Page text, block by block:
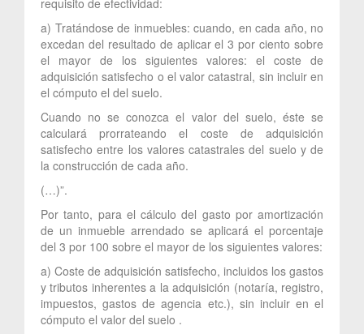
a) Tratándose de inmuebles: cuando, en cada año, no
excedan del resultado de aplicar el 3 por ciento sobre
el mayor de los siguientes valores: el coste de
adquisición satisfecho o el valor catastral, sin incluir en
el cómputo el del suelo.
Cuando no se conozca el valor del suelo, éste se
calculará prorrateando el coste de adquisición
satisfecho entre los valores catastrales del suelo y de
la construcción de cada año.
(…)”.
Por tanto, para el cálculo del gasto por amortización
de un inmueble arrendado se aplicará el porcentaje
del 3 por 100 sobre el mayor de los siguientes valores:
a) Coste de adquisición satisfecho, incluidos los gastos
y tributos inherentes a la adquisición (notaría, registro,
impuestos, gastos de agencia etc.), sin incluir en el
cómputo el valor del suelo .